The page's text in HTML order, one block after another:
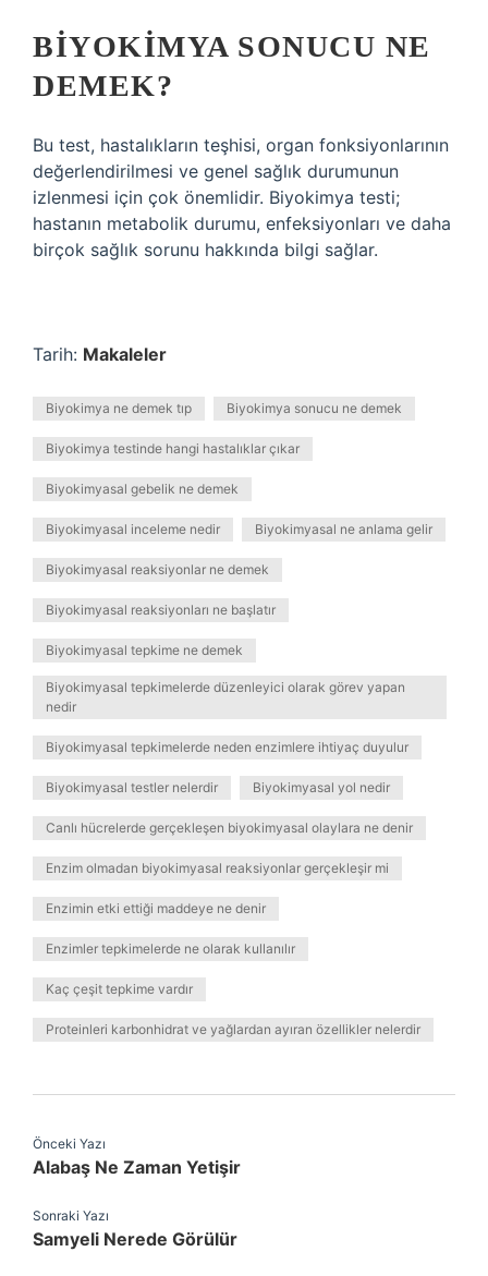
BIYOKIMYA SONUCU NE
DEMEK?
Bu test, hastalıkların teşhisi, organ fonksiyonlarının
değerlendirilmesi ve genel sağlık durumunun
izlenmesi için çok önemlidir. Biyokimya testi;
hastanın metabolik durumu, enfeksiyonları ve daha
birçok sağlık sorunu hakkında bilgi sağlar.
Tarih: Makaleler
Biyokimya ne demek tıp Biyokimya sonucu ne demek
Biyokimya testinde hangi hastalıklar çıkar
Biyokimyasal gebelik ne demek
Biyokimyasal inceleme nedir Biyokimyasal ne anlama gelir
Biyokimyasal reaksiyonlar ne demek
Biyokimyasal reaksiyonları ne başlatır
Biyokimyasal tepkime ne demek
Biyokimyasal tepkimelerde düzenleyici olarak görev yapan
nedir
Biyokimyasal tepkimelerde neden enzimlere ihtiyaç duyulur
Biyokimyasal testler nelerdir Biyokimyasal yol nedir
Canlı hücrelerde gerçekleşen biyokimyasal olaylara ne denir
Enzim olmadan biyokimyasal reaksiyonlar gerçekleşir mi
Enzimin etki ettiği maddeye ne denir
Enzimler tepkimelerde ne olarak kullanılır
Kaç çeşit tepkime vardır
Proteinleri karbonhidrat ve yağlardan ayıran özellikler nelerdir
Önceki Yazı
Alabaş Ne Zaman Yetişir
Sonraki Yazı
Samyeli Nerede Görülür